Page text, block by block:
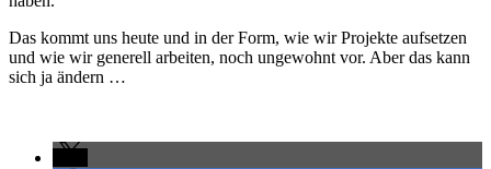
Das kommt uns heute und in der Form, wie wir Projekte aufsetzen
und wie wir generell arbeiten, noch ungewohnt vor. Aber das kann
sich ja ändern …